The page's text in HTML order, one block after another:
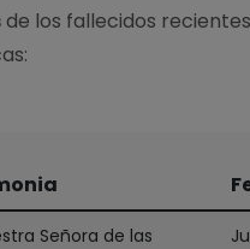
de los fallecidos
Señora de las